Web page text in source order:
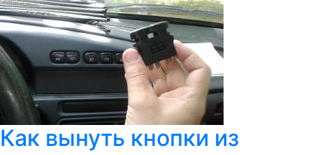
Как вынуть кнопки из